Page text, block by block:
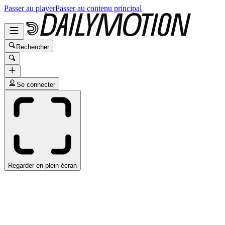
Passer au playerPasser au contenu principal
Rechercher
Se connecter
Regarder en plein écran